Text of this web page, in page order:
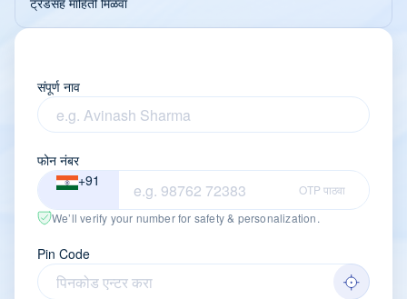
संपूर्ण नाव
फोन नंबर
+91
OTP पाठवा
We’ll verify your number for safety & personalization.
Pin Code